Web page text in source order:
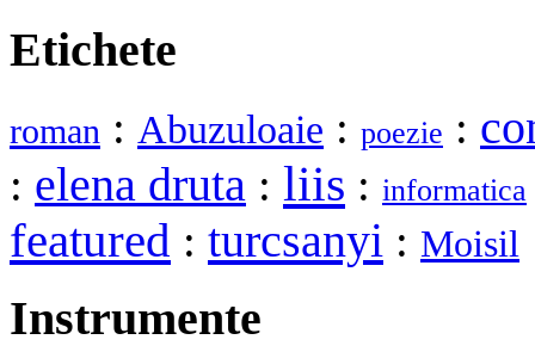
Etichete
roman : Abuzuloaie : poezie :
: elena druta : liis : informatica
featured : turcsanyi : Moisil
Instrumente